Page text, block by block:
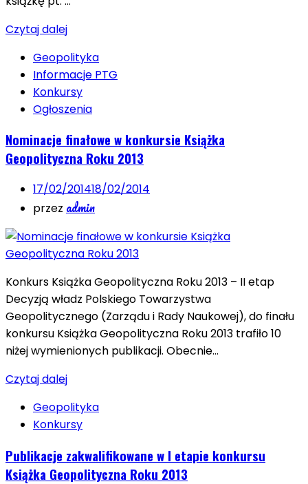
Czytaj dalej
Geopolityka
Informacje PTG
Konkursy
Ogłoszenia
Nominacje finałowe w konkursie Książka
Geopolityczna Roku 2013
17/02/201418/02/2014
przez admin
Konkurs Książka Geopolityczna Roku 2013 – II etap
Decyzją władz Polskiego Towarzystwa
Geopolitycznego (Zarządu i Rady Naukowej), do finału
konkursu Książka Geopolityczna Roku 2013 trafiło 10
niżej wymienionych publikacji. Obecnie…
Czytaj dalej
Geopolityka
Konkursy
Publikacje zakwalifikowane w I etapie konkursu
Książka Geopolityczna Roku 2013